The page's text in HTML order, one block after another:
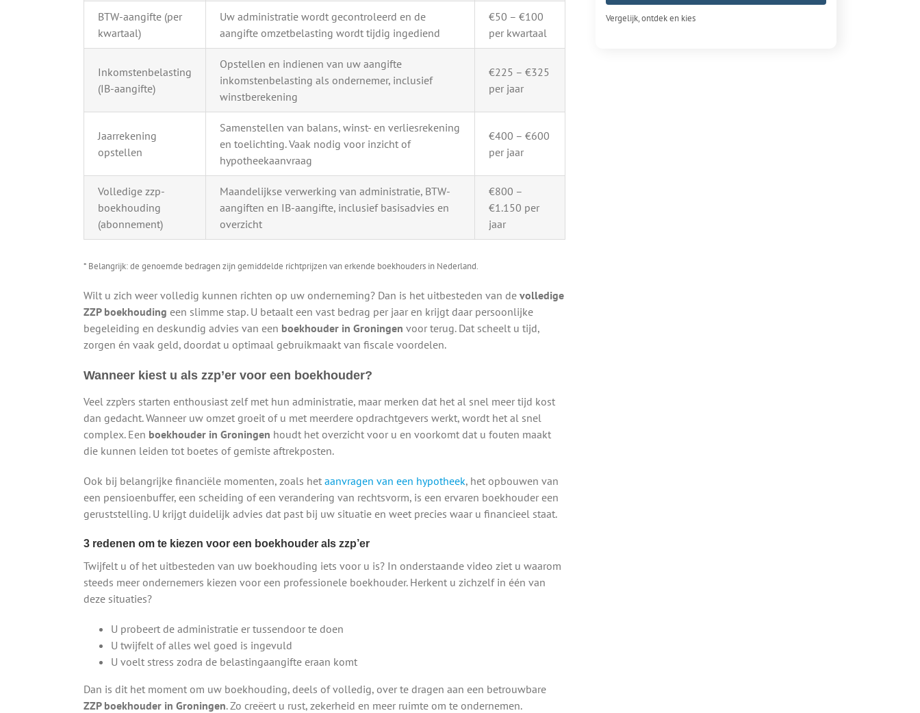
BTW-aangifte (per
kwartaal)
Uw administratie wordt gecontroleerd en de
aangifte omzetbelasting wordt tijdig ingediend
€50 – €100
per kwartaal
Inkomstenbelasting
(IB-aangifte)
Opstellen en indienen van uw aangifte
inkomstenbelasting als ondernemer, inclusief
winstberekening
€225 – €325
per jaar
Jaarrekening
opstellen
Samenstellen van balans, winst- en verliesrekening
en toelichting. Vaak nodig voor inzicht of
hypotheekaanvraag
€400 – €600
per jaar
Volledige zzp-
boekhouding
(abonnement)
Maandelijkse verwerking van administratie, BTW-
aangiften en IB-aangifte, inclusief basisadvies en
overzicht
€800 –
€1.150 per
jaar
* Belangrijk: de genoemde bedragen zijn gemiddelde richtprijzen van erkende boekhouders in Nederland.
Wilt u zich weer volledig kunnen richten op uw onderneming? Dan is het uitbesteden van de volledige
ZZP boekhouding een slimme stap. U betaalt een vast bedrag per jaar en krijgt daar persoonlijke
begeleiding en deskundig advies van een boekhouder in Groningen voor terug. Dat scheelt u tijd,
zorgen én vaak geld, doordat u optimaal gebruikmaakt van fiscale voordelen.
Wanneer kiest u als zzp’er voor een boekhouder?
Veel zzp’ers starten enthousiast zelf met hun administratie, maar merken dat het al snel meer tijd kost
dan gedacht. Wanneer uw omzet groeit of u met meerdere opdrachtgevers werkt, wordt het al snel
complex. Een boekhouder in Groningen houdt het overzicht voor u en voorkomt dat u fouten maakt
die kunnen leiden tot boetes of gemiste aftrekposten.
Ook bij belangrijke financiële momenten, zoals het aanvragen van een hypotheek, het opbouwen van
een pensioenbuffer, een scheiding of een verandering van rechtsvorm, is een ervaren boekhouder een
geruststelling. U krijgt duidelijk advies dat past bij uw situatie en weet precies waar u financieel staat.
3 redenen om te kiezen voor een boekhouder als zzp’er
Twijfelt u of het uitbesteden van uw boekhouding iets voor u is? In onderstaande video ziet u waarom
steeds meer ondernemers kiezen voor een professionele boekhouder. Herkent u zichzelf in één van
deze situaties?
U probeert de administratie er tussendoor te doen
U twijfelt of alles wel goed is ingevuld
U voelt stress zodra de belastingaangifte eraan komt
Dan is dit het moment om uw boekhouding, deels of volledig, over te dragen aan een betrouwbare
ZZP boekhouder in Groningen. Zo creëert u rust, zekerheid en meer ruimte om te ondernemen.
Vergelijk, ontdek en kies